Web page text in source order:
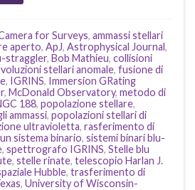
for Surveys, ammassi stellari
aperto, ApJ, Astrophysical Journal,
straggler, Bob Mathieu, collisioni
stellari anomale, fusione di
, IGRINS, Immersion GRating
, McDonald Observatory, metodo di
188, popolazione stellare,
ammassi, popolazioni stellari di
ultravioletta, rasferimento di
sistema binario, sistemi binari blu-
, spettrografo IGRINS, Stelle blu
, stelle rinate, telescopio Harlan J.
Hubble, trasferimento di
, University of Wisconsin-